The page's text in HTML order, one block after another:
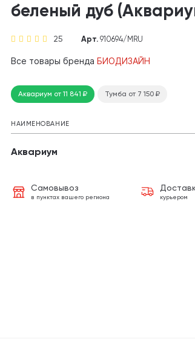
беленый дуб
25 Арт. 910694/MRU
Все товары бренда БИОДИЗАЙН
Аквариум от 11 841₽ Тумба от 7 150 ₽
НАИМЕНОВАНИЕ
Аквариум
Самовывоз
в пунктах вашего региона курьером